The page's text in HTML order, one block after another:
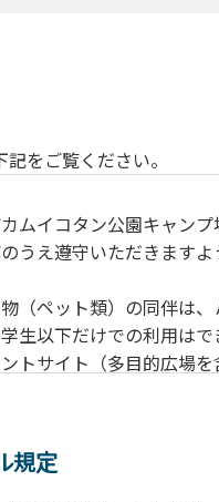
をご覧ください。
ムイコタン公園キャン
うえ遵守いただきますよ
（ペット類）の同伴は
生以下だけでの利用は
トサイト（多目的広場
両は、荷物の積み下ろし
ックアウトは、午前10
規定